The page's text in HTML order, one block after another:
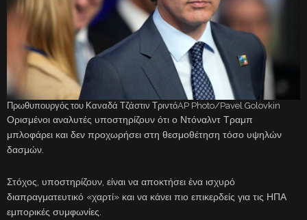
Πρωθυπουργός του Καναδά Τζάστιν ΤριντόAP Photo/Pavel Golovkin
Ορισμένοι αναλυτές υποστηρίζουν ότι ο Ντόναλντ Τραμπ
μπλοφάρει και δεν προχωρήσει στη θεσμοθέτηση τόσο υψηλών
δασμών.
Στόχος, υποστηρίζουν, είναι να αποκτήσει ένα ισχυρό
διαπραγματευτικό «χαρτί» και να κάνει πιο επικερδείς για τις ΗΠΑ
εμπορικές συμφωνίες.